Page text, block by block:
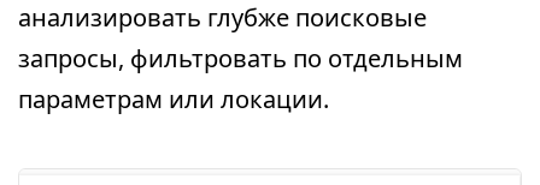
анализировать глубже поисковые
запросы, фильтровать по отдельным
параметрам или локации.